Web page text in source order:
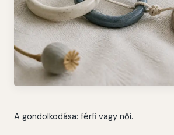
A gondolkodása: férfi vagy női.